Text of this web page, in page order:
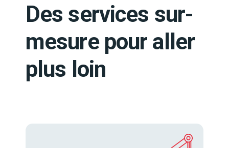
Des services sur-
mesure pour aller
plus loin